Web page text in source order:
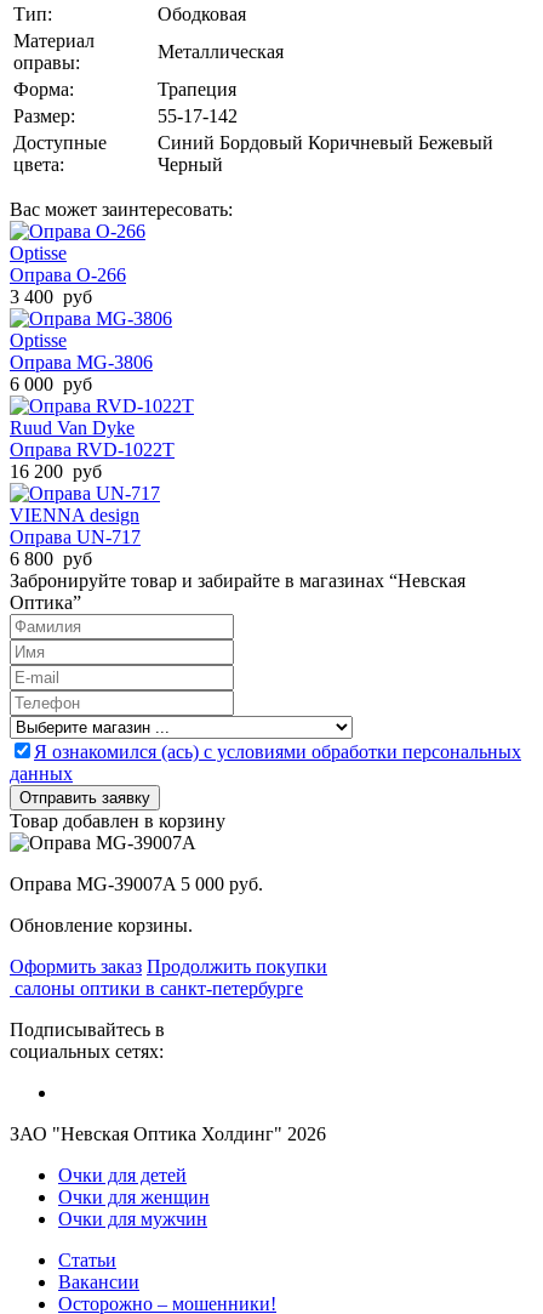
Тип:
Ободковая
Материал
оправы:
Металлическая
Форма:
Трапеция
Размер:
55-17-142
Доступные
цвета:
Синий Бордовый Коричневый Бежевый
Черный
Вас может заинтересовать:
Optisse
Оправа O-266
3 400 руб
Optisse
Оправа MG-3806
6 000 руб
Ruud Van Dyke
Оправа RVD-1022T
16 200 руб
VIENNA design
Оправа UN-717
6 800 руб
Забронируйте товар и забирайте в магазинах “Невская
Оптика”
Я ознакомился (ась) с условиями обработки персональных
данных
Товар добавлен в корзину
Оправа MG-39007A 5 000 руб.
Обновление корзины.
Оформить заказ Продолжить покупки
салоны оптики в санкт-петербурге
Подписывайтесь в
социальных сетях:
ЗАО "Невская Оптика Холдинг" 2026
Очки для детей
Очки для женщин
Очки для мужчин
Статьи
Вакансии
Осторожно – мошенники!